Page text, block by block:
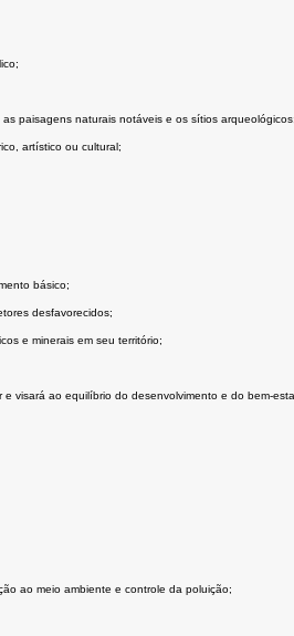
paisagens naturais notáveis e os sítios arqueológicos;
artístico ou cultural;
básico;
desfavorecidos;
e minerais em seu território;
visará ao equilíbrio do desenvolvimento e do bem-
ao meio ambiente e controle da poluição;